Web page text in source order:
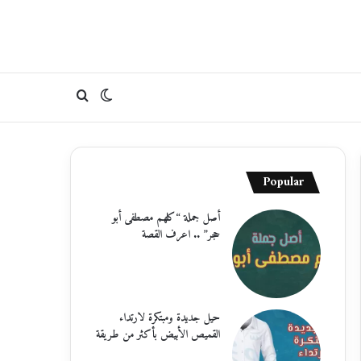
بحثالوضع
المظلم
Popular
أصل جملة “كلهم مصطفى أبو
حجر” .. اعرف القصة
حيل جديدة ومبتكرة لارتداء
القميص الأبيض بأكثر من طريقة